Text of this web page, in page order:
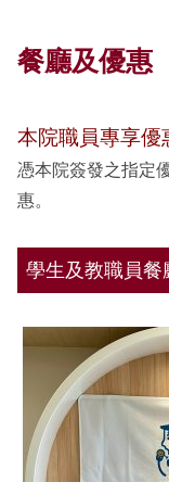
餐廳及優惠
本院職員專享優
憑本院簽發之指定
惠。
學生及教職員餐